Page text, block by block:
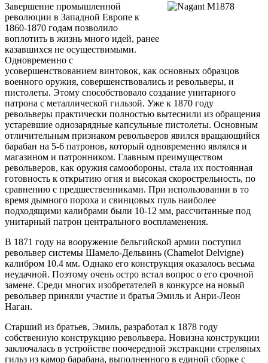
Завершение промышленной
революции в Западной Европе к
1860-1870 годам позволило
воплотить в жизнь много идей, ранее
казавшихся не осуществимыми.
Одновременно с
усовершенствованием винтовок, как основных образцов
военного оружия, совершенствовались и револьверы, и
пистолеты. Этому способствовало создание унитарного
патрона с металлической гильзой. Уже к 1870 году
револьверы практически полностью вытеснили из обращения
устаревшие однозарядные капсульные пистолеты. Основным
отличительным признаком револьверов явился вращающийся
барабан на 5-6 патронов, который одновременно являлся и
магазином и патронником. Главным преимуществом
револьверов, как оружия самообороны, стала их постоянная
готовность к открытию огня и высокая скорострельность, по
сравнению с предшественниками. При использовании в то
время дымного пороха и свинцовых пуль наиболее
подходящими калибрами были 10-12 мм, рассчитанные под
унитарный патрон центрального воспламенения.
В 1871 году на вооружение бельгийской армии поступил
револьвер системы Шамело-Дельвинь (Chamelot Delvigne)
калибром 10.4 мм. Однако его конструкция оказалось весьма
неудачной. Поэтому очень остро встал вопрос о его срочной
замене. Среди многих изобретателей в конкурсе на новый
револьвер приняли участие и братья Эмиль и Анри-Леон
Наган.
Старший из братьев, Эмиль, разработал к 1878 году
собственную конструкцию револьвера. Новизна конструкции
заключалась в устройстве поочередной экстракции стреляных
гильз из камор барабана, выполненного в единой сборке с